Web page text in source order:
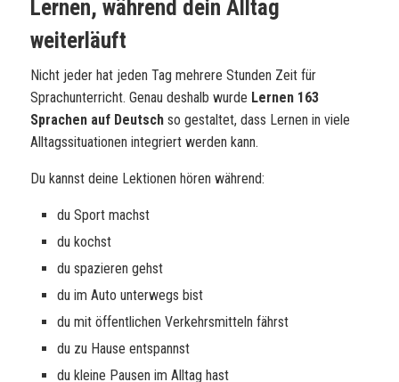
Lernen, während dein Alltag
weiterläuft
Nicht jeder hat jeden Tag mehrere Stunden Zeit für
Sprachunterricht. Genau deshalb wurde Lernen 163
Sprachen auf Deutsch so gestaltet, dass Lernen in viele
Alltagssituationen integriert werden kann.
Du kannst deine Lektionen hören während:
du Sport machst
du kochst
du spazieren gehst
du im Auto unterwegs bist
du mit öffentlichen Verkehrsmitteln fährst
du zu Hause entspannst
du kleine Pausen im Alltag hast